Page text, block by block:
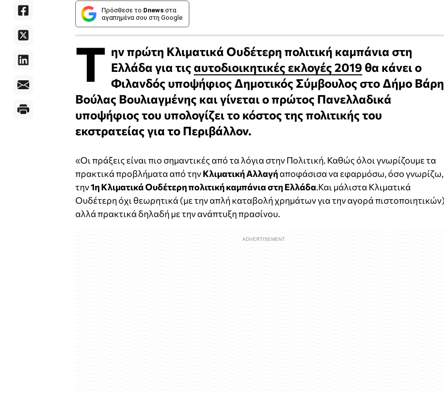
Πρόσθεσε το Dnews στα
αγαπημένα σου στη Google
Τ ην πρώτη Κλιματικά Ουδέτερη πολιτική καμπάνια στη
Ελλάδα για τις αυτοδιοικητικές εκλογές 2019 θα κάνει ο
Φιλανδός υποψήφιος Δημοτικός Σύμβουλος στο Δήμο
Βούλας Βουλιαγμένης και γίνεται ο πρώτος Πανελλαδικά
υποψήφιος του υπολογίζει το κόστος της πολιτικής του
εκστρατείας για το Περιβάλλον.
«Οι πράξεις είναι πιο σημαντικές από τα λόγια στην Πολιτική. Καθώς όλοι γνωρίζουμε τα
πρακτικά προβλήματα από τηνΚλιματική Αλλαγήαποφάσισα να εφαρμόσω, όσο γνωρίζω,
την1η Κλιματικά Ουδέτερη πολιτική καμπάνια στη Ελλάδα.Και μάλιστα Κλιματικά
Ουδέτερη όχι θεωρητικά (με την απλή καταβολή χρημάτων για την αγορά
αλλά πρακτικά δηλαδή με την ανάπτυξη πρασίνου.